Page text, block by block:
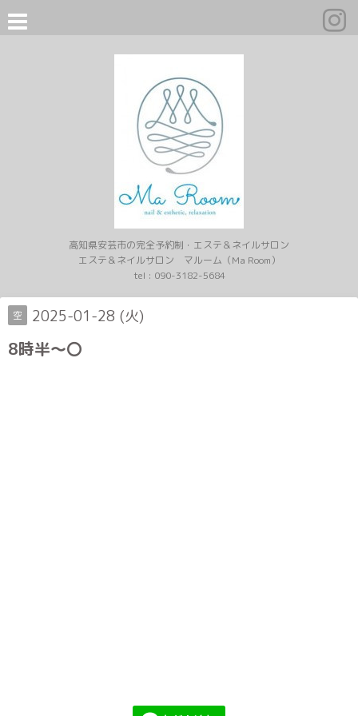
高知県安芸市の完全予約制・エステ＆ネイルサロン
エステ＆ネイルサロン マルーム（Ma Room）
tel : 090-3182-5684
空 2025-01-28 (火)
8時半～〇